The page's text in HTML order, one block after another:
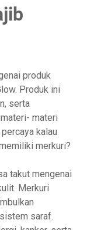
produk
Produk ini
serta
materi
kalau
merkuri?
takut mengenai
Merkuri
saraf.